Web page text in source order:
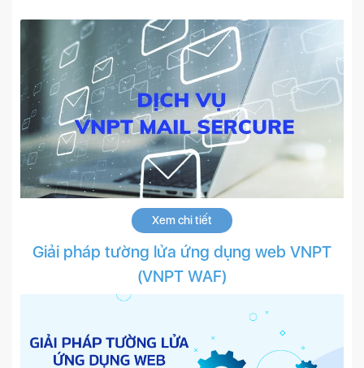
Xem chi tiết
Giải pháp tường lửa ứng dụng web VNPT
(VNPT WAF)